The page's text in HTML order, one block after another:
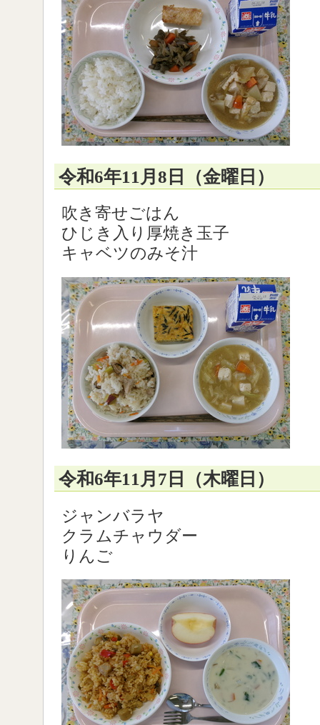
令和6年11月8日（金曜日）
吹き寄せごはん
ひじき入り厚焼き玉子
キャベツのみそ汁
令和6年11月7日（木曜日）
ジャンバラヤ
クラムチャウダー
りんご